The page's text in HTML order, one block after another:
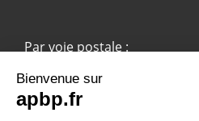
Par voie postale :
APBP
37 route Ecospace - Molsheim